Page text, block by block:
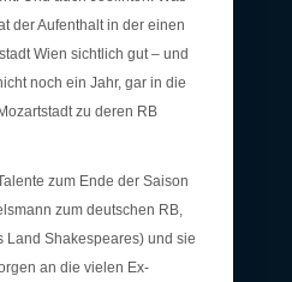
der Aufenthalt in der einen
Wien sichtlich gut – und
noch ein Jahr, gar in die
zu deren RB
zum Ende der Saison
zum deutschen RB,
Land Shakespeares) und sie
an die vielen Ex-